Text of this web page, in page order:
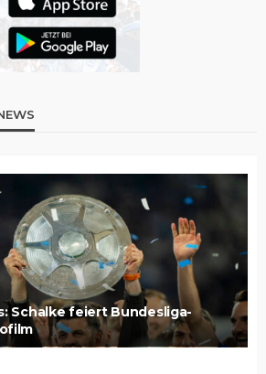
Schalke feiert Bundesliga-